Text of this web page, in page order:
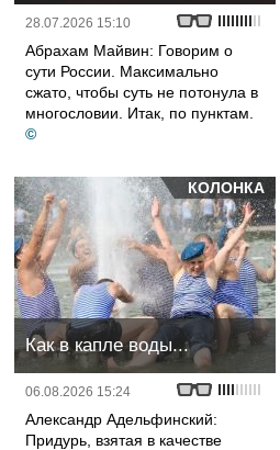
28.07.2026 15:10
Абрахам Майвин: Говорим о
сути России. Максимально
сжато, чтобы суть не потонула в
многословии. Итак, по пунктам.
©
КОЛОНКА
Как в капле воды...
06.08.2026 15:24
Александр Адельфинский:
Придурь, взятая в качестве